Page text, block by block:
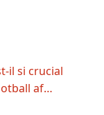
il si crucial
af…